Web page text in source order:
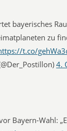
bayerisches
zu
t.co/
4.
Bayern-Wahl: